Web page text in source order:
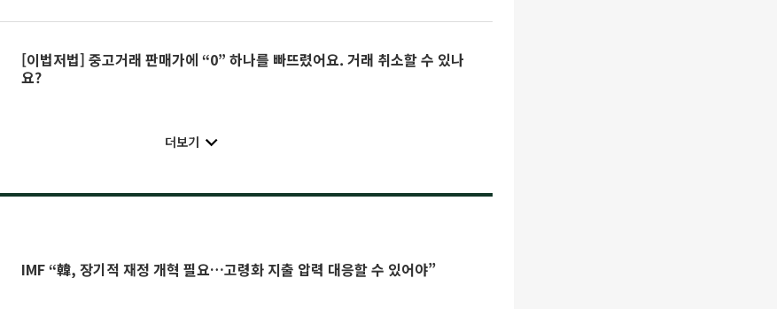
[이법저법] 중고거래 판매가에 “0” 하나를 빠뜨렸어요. 거래 취소할 수 있나
요?
더보기
IMF “韓, 장기적 재정 개혁 필요…고령화 지출 압력 대응할 수 있어야”